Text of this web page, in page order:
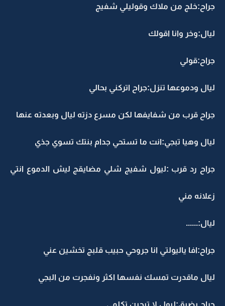
جراح:خلج من ملاك وقوليلي شفيج
ليال:وخر وانا اقولك
جراح:قولي
ليال ودموعها تنزل:جراح اتركني بحالي
جراح قرب من شفايفها لكن مسرع دزته ليال وبعدته عنها
ليال وهيا تبجي:انت ما تستحي جدام بنتك تسوي جذي
جراح رد قرب :ليول شفيج شلي مضايقج ليش الدموع انتي
زعلانه مني
ليال:......
جراح:افا ياليولتي انا جروحي حبيب قلبج تخشين عني
ليال ماقدرت تمسك نفسها اكثر ونفجرت من البجي
جراح بضيق:ليول لا تبجين تكلمي